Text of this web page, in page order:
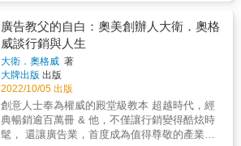
科普數據。 還有更多簡單、好上手的技巧，都
在本書中&hellip;&hellip; & ◎短影片帶貨的秘
訣？快速、洗腦又簡單製作 短影片的時代來
了！現代人圖像化、時間瑣碎，沒耐心看「落
落長」的文字。唯有短小精彩的影片，才能迅
速抓住眼球。十幾秒的短影片，不管是帶貨、
接廣告、引流量，都能幫你創造難以想像的銷
量。重點是幾乎零成本，一人公司也可以業績
（城邦媒體集團首席執行長） 楊斯棓（暢銷作
家、醫師&） 愛瑞克（《內在原力》作者、
TMBA共同創辦人） 趙胤丞（知名企管講師）
&
廣告教父的自白：奧美創辦人大衛．奧格
威談行銷與人生
大衛．奧格威 著
大牌出版 出版
2022/10/05 出版
創意人士奉為權威的殿堂級教本 超越時代，經
典暢銷逾百萬冊 & 他，不僅讓行銷變得酷炫時
髦， 還讓廣告業，首度成為值得尊敬的產業。